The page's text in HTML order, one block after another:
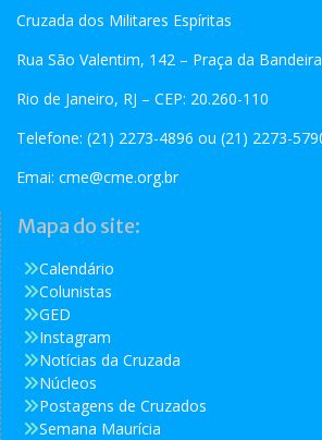
Cruzada dos Militares Espíritas
Rua São Valentim, 142 – Praça da Bandeira
Rio de Janeiro, RJ – CEP: 20.260-110
Telefone: (21) 2273-4896 ou (21) 2273-
Emai: cme@cme.org.br
Mapa do site:
Calendário
Colunistas
GED
Instagram
Notícias da Cruzada
Núcleos
Postagens de Cruzados
Semana Maurícia